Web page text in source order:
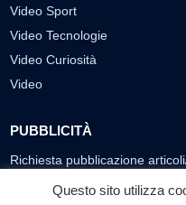
Video Sport
Video Tecnologie
Video Curiosità
Video
PUBBLICITÀ
Richiesta pubblicazione
SEGUICI SUI SOCIAL
Questo sito utilizza